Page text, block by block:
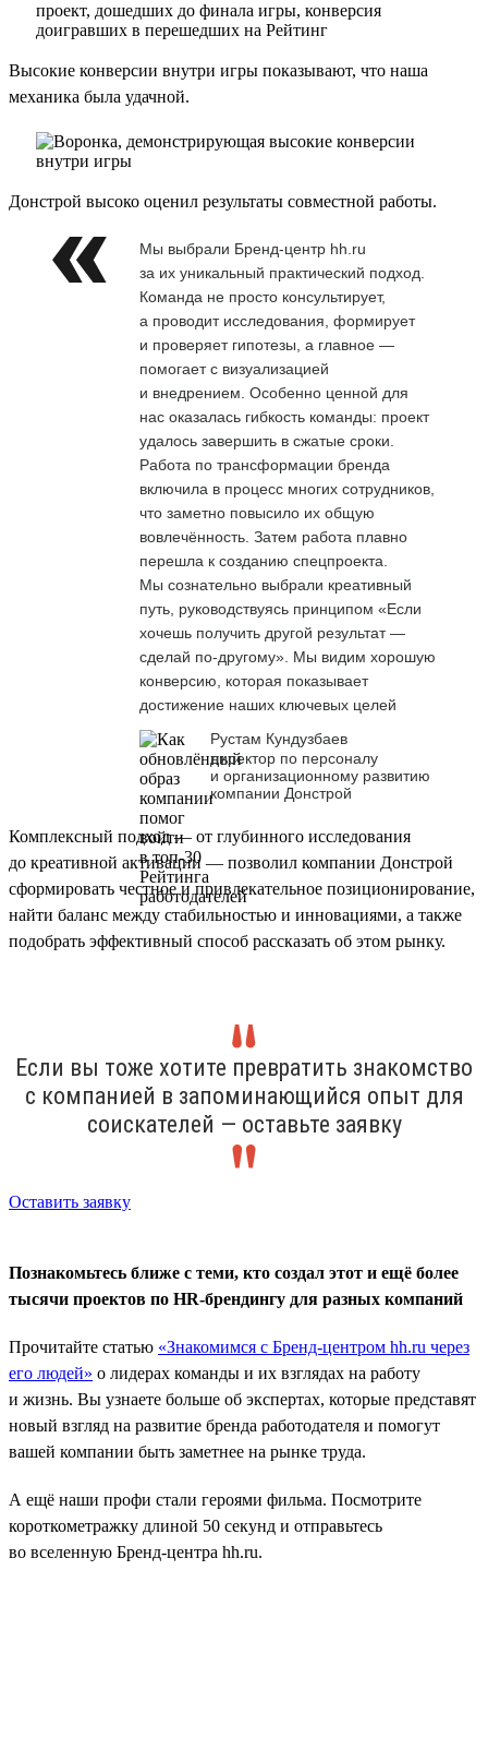
Высокие конверсии внутри игры показывают, что наша
механика была удачной.
Донстрой высоко оценил результаты совместной работы.
Мы выбрали Бренд-центр hh.ru
за их уникальный практический подход.
Команда не просто консультирует,
а проводит исследования, формирует
и проверяет гипотезы, а главное —
помогает с визуализацией
и внедрением. Особенно ценной для
нас оказалась гибкость команды: проект
удалось завершить в сжатые сроки.
Работа по трансформации бренда
включила в процесс многих сотрудников,
что заметно повысило их общую
вовлечённость. Затем работа плавно
перешла к созданию спецпроекта.
Мы сознательно выбрали креативный
путь, руководствуясь принципом «Если
хочешь получить другой результат —
сделай по-другому». Мы видим хорошую
конверсию, которая показывает
достижение наших ключевых целей
Рустам Кундузбаев
директор по персоналу
и организационному развитию
компании Донстрой
Комплексный подход — от глубинного исследования
до креативной активации — позволил компании Донстрой
сформировать честное и привлекательное позиционирование,
найти баланс между стабильностью и инновациями, а также
подобрать эффективный способ рассказать об этом рынку.
Если вы тоже хотите превратить знакомство
с компанией в запоминающийся опыт для
соискателей — оставьте заявку
Оставить заявку
Познакомьтесь ближе с теми, кто создал этот и ещё более
тысячи проектов по HR-брендингу для разных компаний
Прочитайте статью «Знакомимся с Бренд-центром hh.ru через
его людей» о лидерах команды и их взглядах на работу
и жизнь. Вы узнаете больше об экспертах, которые представят
новый взгляд на развитие бренда работодателя и помогут
вашей компании быть заметнее на рынке труда.
А ещё наши профи стали героями фильма. Посмотрите
короткометражку длиной 50 секунд и отправьтесь
во вселенную Бренд-центра hh.ru.